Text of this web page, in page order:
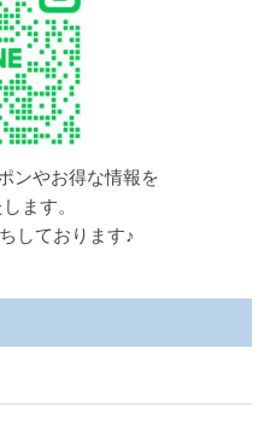
ンやお得な情報を
ます。
しております♪